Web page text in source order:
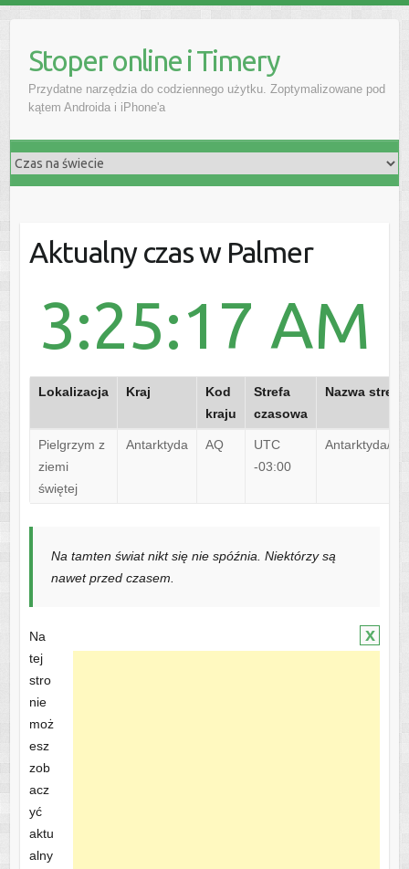
Stoper online i Timery
Przydatne narzędzia do codziennego użytku. Zoptymalizowane pod
kątem Androida i iPhone'a
Aktualny czas w Palmer
3:25:17 AM
Lokalizacja Kraj
Kod
kraju
Strefa
czasowa
Nazwa strefy
Pielgrzym z
ziemi
świętej
Antarktyda AQ
UTC
-03:00
Antarktyda/
Na tamten świat nikt się nie spóźnia. Niektórzy są
nawet przed czasem.
x
Na
tej
stro
nie
moż
esz
zob
acz
yć
aktu
alny